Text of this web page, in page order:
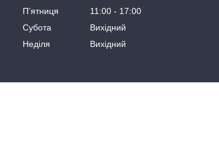
Пʼятниця
11:00
17:00
Субота
Вихідний
Неділя
Вихідний